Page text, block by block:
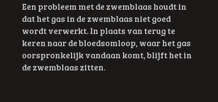
Een probleem met de zwemblaas houdt in
dat het gas in de zwemblaas niet goed
wordt verwerkt. In plaats van terug te
keren naar de bloedsomloop, waar het gas
oorspronkelijk vandaan komt, blijft het in
de zwemblaas zitten.